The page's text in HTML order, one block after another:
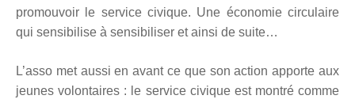
promouvoir le service civique. Une économie circulaire
qui sensibilise à sensibiliser et ainsi de suite…
L’asso met aussi en avant ce que son action apporte aux
jeunes volontaires : le service civique est montré comme